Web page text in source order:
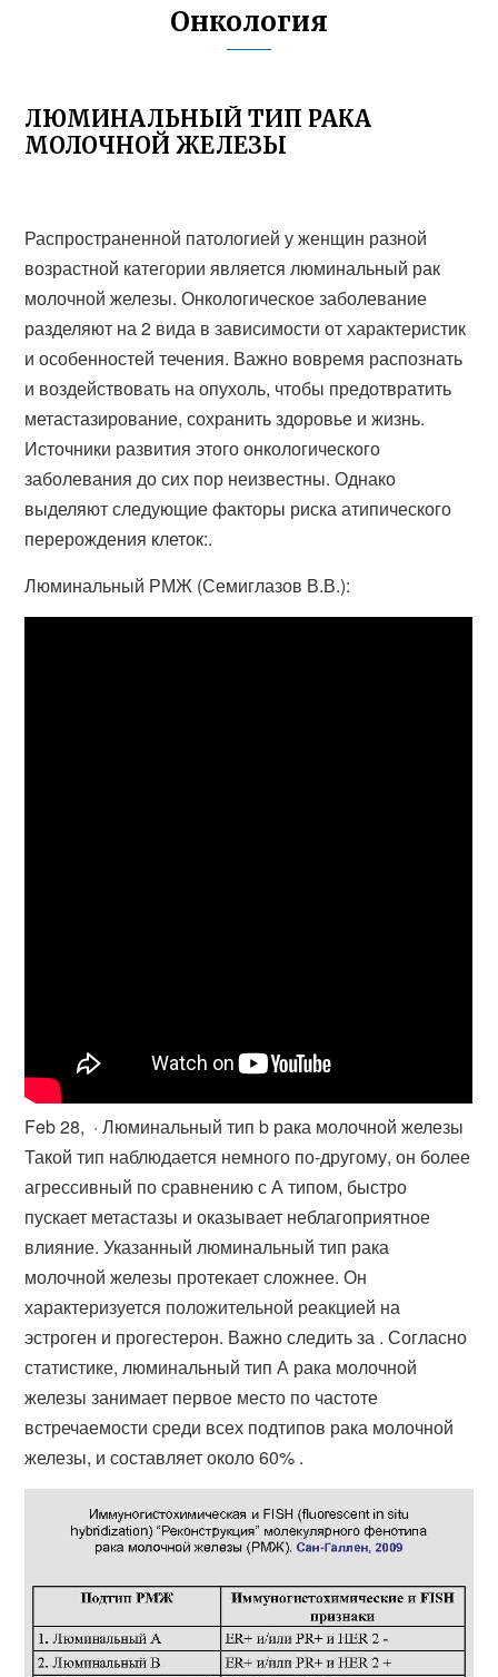
Онкология
ЛЮМИНАЛЬНЫЙ ТИП РАКА
МОЛОЧНОЙ ЖЕЛЕЗЫ
Распространенной патологией у женщин разной
возрастной категории является люминальный рак
молочной железы. Онкологическое заболевание
разделяют на 2 вида в зависимости от характеристик
и особенностей течения. Важно вовремя распознать
и воздействовать на опухоль, чтобы предотвратить
метастазирование, сохранить здоровье и жизнь.
Источники развития этого онкологического
заболевания до сих пор неизвестны. Однако
выделяют следующие факторы риска атипического
перерождения клеток:.
Люминальный РМЖ (Семиглазов В.В.):
Feb 28, · Люминальный тип b рака молочной железы
Такой тип наблюдается немного по-другому, он более
агрессивный по сравнению с А типом, быстро
пускает метастазы и оказывает неблагоприятное
влияние. Указанный люминальный тип рака
молочной железы протекает сложнее. Он
характеризуется положительной реакцией на
эстроген и прогестерон. Важно следить за . Согласно
статистике, люминальный тип А рака молочной
железы занимает первое место по частоте
встречаемости среди всех подтипов рака молочной
железы, и составляет около 60% .